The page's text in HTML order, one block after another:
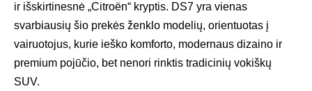
ir išskirtinesnė „Citroën“ kryptis. DS7 yra vienas
svarbiausių šio prekės ženklo modelių, orientuotas į
vairuotojus, kurie ieško komforto, modernaus dizaino ir
premium pojūčio, bet nenori rinktis tradicinių vokiškų
SUV.